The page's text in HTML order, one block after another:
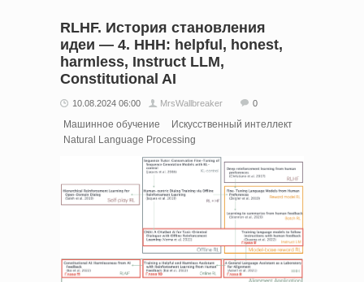
RLHF. История становления
идеи — 4. HHH: helpful, honest,
harmless, Instruct LLM,
Constitutional AI
10.08.2024 06:00 MrsWallbreaker 0
Машинное обучение
Искусственный интеллект
Natural Language Processing